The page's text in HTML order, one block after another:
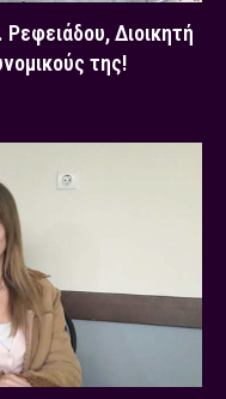
Διοικητή
της!